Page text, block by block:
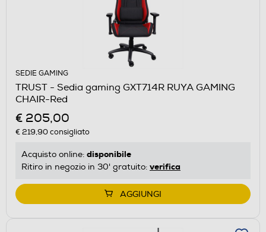
SEDIE GAMING
TRUST - Sedia gaming GXT714R RUYA GAMING
CHAIR-Red
€ 205,00
€ 219,90consigliato
Acquisto online: disponibile
Ritiro in negozio in 30' gratuito: verifica
AGGIUNGI